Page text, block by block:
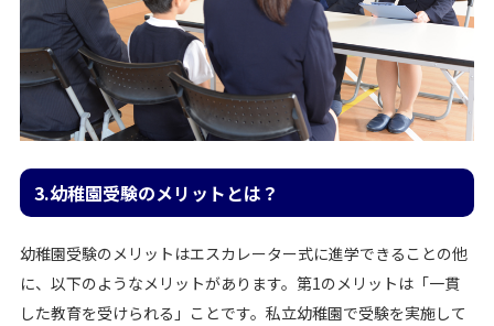
3.幼稚園受験のメリットとは？
幼稚園受験のメリットはエスカレーター式に進学できることの他
に、以下のようなメリットがあります。第1のメリットは「一貫
した教育を受けられる」ことです。私立幼稚園で受験を実施して